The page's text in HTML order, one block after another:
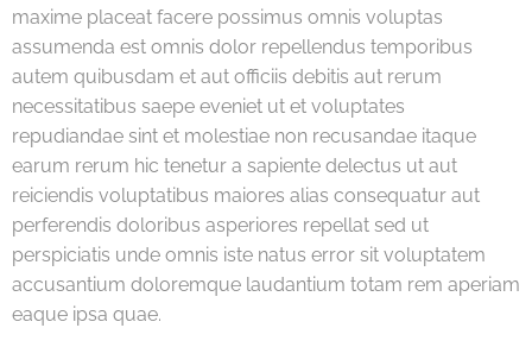
maxime placeat facere possimus omnis voluptas
assumenda est omnis dolor repellendus temporibus
autem quibusdam et aut officiis debitis aut rerum
necessitatibus saepe eveniet ut et voluptates
repudiandae sint et molestiae non recusandae itaque
earum rerum hic tenetur a sapiente delectus ut aut
reiciendis voluptatibus maiores alias consequatur aut
perferendis doloribus asperiores repellat sed ut
perspiciatis unde omnis iste natus error sit voluptatem
accusantium doloremque laudantium totam rem aperiam
eaque ipsa quae.